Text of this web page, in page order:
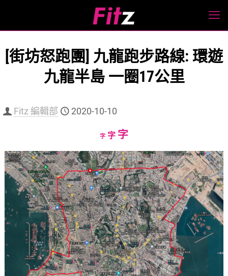
[街坊怒跑團] 九龍跑步路線: 環遊
九龍半島 一圈17公里
Fitz 編輯部 2020-10-10
字Decrease
size.
字Reset
size.
字Increase
size.